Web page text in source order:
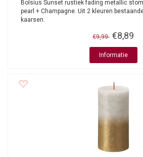
Bolsius Sunset rustiek fading metallic
pearl + Champagne. Uit 2 kleuren
kaarsen.
€9,99 €8,89
Informatie